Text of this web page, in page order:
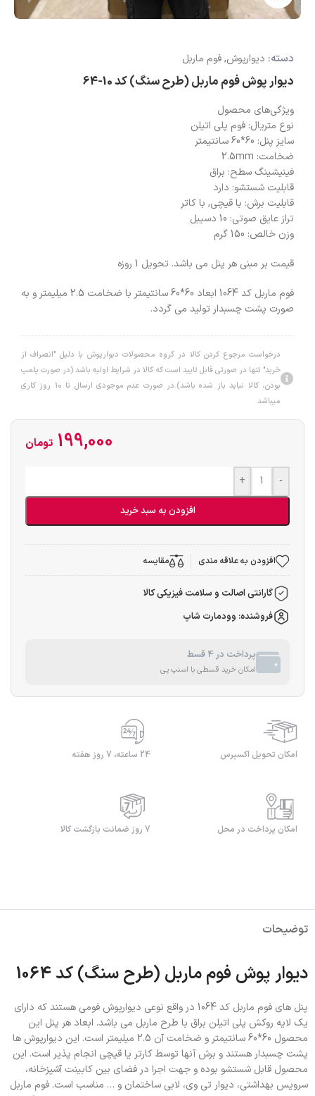
دسته: دیوارپوش,فوم ماربل
دیوار پوش فوم ماربل (طرح سنگ) کد 10-64
ویژگی‌های محصول
نوع متریال: فوم پلی اتیلن
سایز پنل: 60*60 سانتیمتر
ضخامت: 2.5mm
فینیشینگ سطح: براق
قابلیت شستشو: دارد
قابلیت برش: با قیچی, با کاتر
تراز عایق صوتی: 10 دسیبل
وزن خالص: 150 گرم
قیمت بر مبنی هر پنل می باشد. تحویل 1 روزه
فوم ماربل کد 1064 ابعاد 60*60 سانتیمتر با ضخامت 2.5 میلیمتر و به
صورت پشت چسبدار تولید می گردد.
درخواست مرجوع کردن کالا در گروه محصولات دبوارپوش با دلیل "انصراف از
خرید" تنها در صورتی قابل تایید است که کالا در شرایط اولیه باشد (در صورت پلمپ
بودن، کالا نباید باز شده باشد).در صورت عدم موجودی ارسال تا 10 روز کاری
میباشد
199,000 تومان
-
+
افزودن به سبد خرید
افزودن به علاقه مندی مقایسه
گارانتی اصالت و سلامت فیزیکی کالا
فروشنده: وودمارت شاپ
پرداخت در 4 قسط
امکان خرید قسطی با اسنپ پی
امکان تحویل اکسپرس 24 ساعته، 7 روز هفته
امکان پرداخت در محل 7 روز ضمانت بازگشت کالا
توضیحات
دیوار پوش فوم ماربل (طرح سنگ) کد 1064
پنل های فوم ماربل کد 1064 در واقع نوعی دیوارپوش فومی هستند که دارای
یک لایه روکش پلی اتیلن براق با طرح ماربل می باشد. ابعاد هر پنل این
محصول 60*60 سانتیمتر و ضخامت آن 2.5 میلیمتر است. این دیوارپوش ها
پشت چسبدار هستند و برش آنها توسط کارتر یا قیچی انجام پذیر است. این
محصول قابل شستشو بوده و جهت اجرا در فضای بین کابینت آشپزخانه،
سرویس بهداشتی، دیوار تی وی، لابی ساختمان و … مناسب است. فوم ماربل